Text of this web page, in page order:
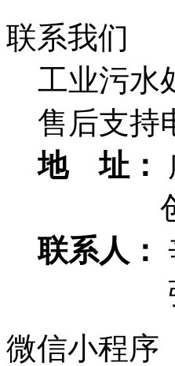
联系我们
工业污水
售后支持
地 址：
创新
联系人：
张工
微信小程序